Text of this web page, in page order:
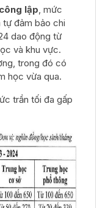
lập, mức
tự đảm bảo chi
dao động từ
và khu vực.
trong đó có
học vừa qua.
trần tối đa gấp